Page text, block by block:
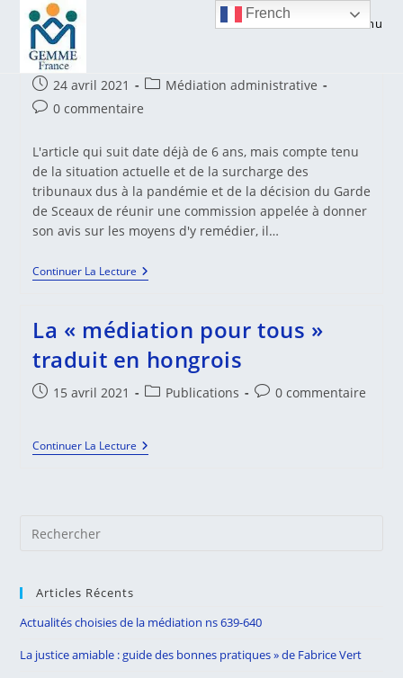
content
Menu
La médiation en Allemagne
Publication
publiée :
24 avril 2021
PostMédiation administrative
Commentaires
la
publication :
0 commentaire
L'article qui suit date déjà de 6 ans, mais compte tenu
de la situation actuelle et de la surcharge des
tribunaux dus à la pandémie et de la décision du Garde
de Sceaux de réunir une commission appelée à donner
son avis sur les moyens d'y remédier, il…
Continuer La LectureLa
Médiation
La « médiation pour tous »
traduit en hongrois
Publication
15 avril 2021
PostPublications
Commentaires
0 commentaire
Continuer La LectureLa
« Médiation
Articles Récents
Actualités choisies de la médiation ns 639-640
La justice amiable : guide des bonnes pratiques » de Fabrice Vert
French